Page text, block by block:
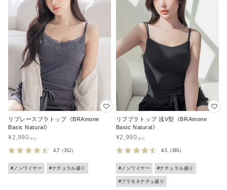
リブレースブラトップ《BRAmone
Basic Natural》
¥2,990
4.7 （352）
#ノンワイヤー #ナチュラル盛り
リブブラトップ 浅V型《BRAmone
Basic Natural》
¥2,990
4.5（385）
#ノンワイヤー #ナチュラル盛り
#ブラモネナチュ盛り